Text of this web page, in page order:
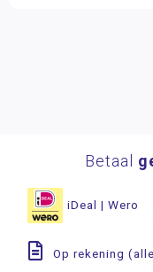
Betaal
iDeal | Wero
Op rekening